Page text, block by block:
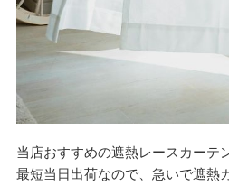
当店おすすめの遮熱レースカーテ
最短当日出荷なので、急いで遮熱